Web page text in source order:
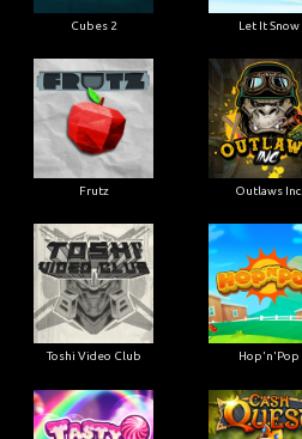
Cubes 2 Let It Snow
Frutz Outlaws Inc.
Toshi Video Club Hop'n'Pop